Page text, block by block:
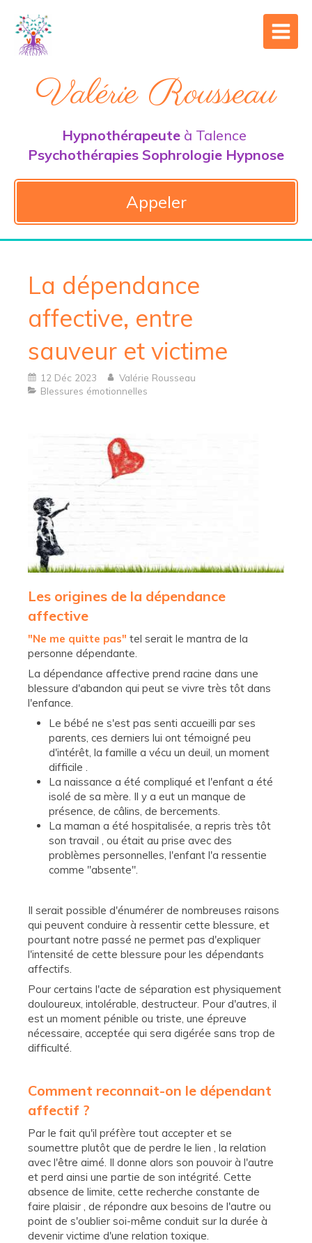
Valérie Rousseau
Hypnothérapeute à Talence
Psychothérapies Sophrologie Hypnose
Appeler
La dépendance
affective, entre
sauveur et victime
12 Déc 2023
Valérie Rousseau
Blessures émotionnelles
Les origines de la dépendance
affective
"Ne me quitte pas" tel serait le mantra de la
personne dépendante.
La dépendance affective prend racine dans une
blessure d'abandon qui peut se vivre très tôt dans
l'enfance.
Le bébé ne s'est pas senti accueilli par ses
parents, ces derniers lui ont témoigné peu
d'intérêt, la famille a vécu un deuil, un moment
difficile .
La naissance a été compliqué et l'enfant a été
isolé de sa mère. Il y a eut un manque de
présence, de câlins, de bercements.
La maman a été hospitalisée, a repris très tôt
son travail , ou était au prise avec des
problèmes personnelles, l'enfant l'a ressentie
comme "absente".
Il serait possible d'énumérer de nombreuses raisons
qui peuvent conduire à ressentir cette blessure, et
pourtant notre passé ne permet pas d'expliquer
l'intensité de cette blessure pour les dépendants
affectifs.
Pour certains l'acte de séparation est physiquement
douloureux, intolérable, destructeur. Pour d'autres, il
est un moment pénible ou triste, une épreuve
nécessaire, acceptée qui sera digérée sans trop de
difficulté.
Comment reconnait-on le dépendant
affectif ?
Par le fait qu'il préfère tout accepter et se
soumettre plutôt que de perdre le lien , la relation
avec l'être aimé. Il donne alors son pouvoir à l'autre
et perd ainsi une partie de son intégrité. Cette
absence de limite, cette recherche constante de
faire plaisir , de répondre aux besoins de l'autre ou
point de s'oublier soi-même conduit sur la durée à
devenir victime d'une relation toxique.